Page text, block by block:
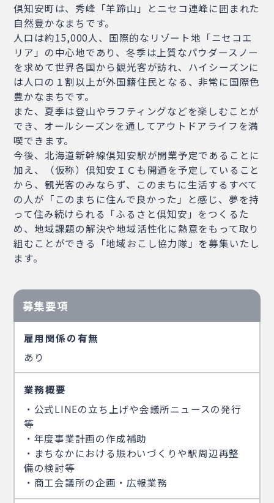
倶知安町は、秀峰「羊蹄山」とニセコ連峰に囲まれた
自然豊かなまちです。
人口は約15,000人、国際的なリゾート地「ニセコエ
リア」の中心地であり、冬季は上質なパウダースノー
を求めて世界各国から観光客が訪れ、ハイシーズンに
は人口の１割以上が外国籍住民となる、非常に国際色
豊かなまちです。
また、夏季は登山やラフティングなどを楽しむことが
でき、オールシーズンを通してアウトドアライフを満
喫できます。
今後、北海道新幹線倶知安駅が開業予定であることに
加え、（仮称）倶知安ＩＣも開通を予定していること
から、観光客のみならず、このまちに生活するすべて
の人が「このまちに住んで良かった」と感じ、夢を持
って住み続けられる「ふるさと倶知安」をつくるた
め、地域課題の解決や地域活性化に熱意をもって取り
組むことができる「地域おこし協力隊」を募集いたし
ます。
募集要項
雇用関係の有無
あり
業務概要
・公式LINEの立ち上げや会議所ニュースの発行
等
・年度事業計画の作成補助
・まちなかにおける賑わいづくりや駅周辺再整
備の検討等
・商工会議所の企画・広報業務